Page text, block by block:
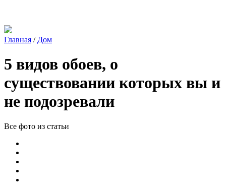
Главная / Дом
5 видов обоев, о
существовании которых вы и
не подозревали
Все фото из статьи